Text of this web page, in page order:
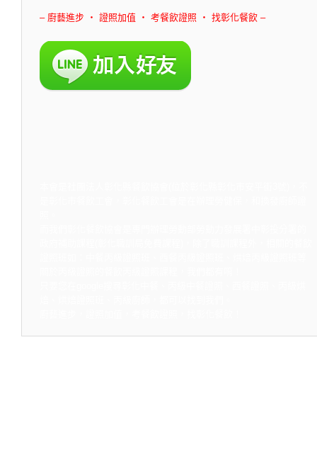
– 廚藝進步 ‧ 證照加值 ‧ 考餐飲證照 ‧ 找彰化餐飲 –